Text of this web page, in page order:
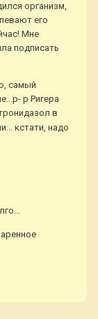
организм,
его
Мне
подписать
самый
р Ригера
в
кстати, надо